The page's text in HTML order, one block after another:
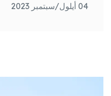
04 أيلول/سبتمبر 2023